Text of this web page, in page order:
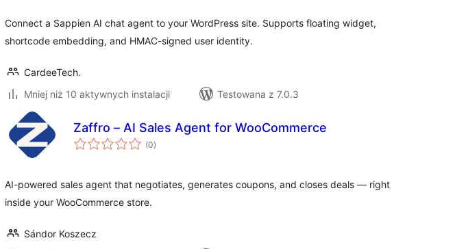
Connect a Sappien AI chat agent to your WordPress site. Supports floating widget,
shortcode embedding, and HMAC-signed user identity.
CardeeTech.
Mniej niż 10 aktywnych instalacji
Testowana z 7.0.3
Zaffro – AI Sales Agent for WooCommerce
(0wszystkich
ocen
)
AI-powered sales agent that negotiates, generates coupons, and closes deals — right
inside your WooCommerce store.
Sándor Koszecz